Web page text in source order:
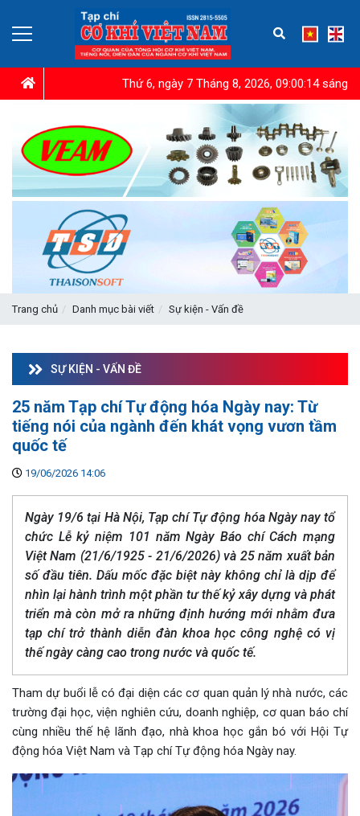
Thứ 6, ngày 7 Tháng 8, 2026, 09:00:16 sáng
Trang chủ Danh mục bài viết Sự kiện - Vấn đề
SỰ KIỆN - VẤN ĐỀ
25 năm Tạp chí Tự động hóa Ngày nay: Từ
tiếng nói của ngành đến khát vọng vươn tầm
quốc tế
19/06/2026 14:06
Ngày 19/6 tại Hà Nội, Tạp chí Tự động hóa Ngày nay tổ
chức Lễ kỷ niệm 101 năm Ngày Báo chí Cách mạng
Việt Nam (21/6/1925 - 21/6/2026) và 25 năm xuất bản
số đầu tiên. Dấu mốc đặc biệt này không chỉ là dịp để
nhìn lại hành trình một phần tư thế kỷ xây dựng và phát
triển mà còn mở ra những định hướng mới nhằm đưa
tạp chí trở thành diễn đàn khoa học công nghệ có vị
thế ngày càng cao trong nước và quốc tế.
Tham dự buổi lễ có đại diện các cơ quan quản lý nhà nước, các
trường đại học, viện nghiên cứu, doanh nghiệp, cơ quan báo chí
cùng nhiều thế hệ lãnh đạo, nhà khoa học gắn bó với Hội Tự
động hóa Việt Nam và Tạp chí Tự động hóa Ngày nay.